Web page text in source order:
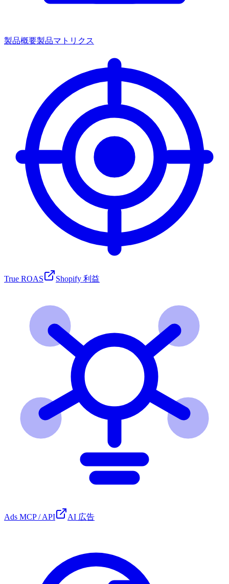
製品概要製品マトリクス
True ROAS Shopify 利益
Ads MCP / API AI 広告